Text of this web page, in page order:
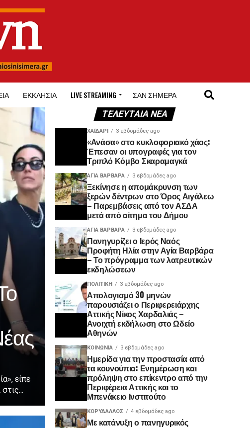
ΕΚΚΛΗΣΊΑ LIVE STREAMING ΣΑΝ ΣΉΜΕΡΑ
είπε
ΤΕΛΕΥΤΑΊΑ ΝΈΑ
ΧΑΪΔΑΡΙ 3 εβδομάδες ago
«Ανάσα» στο κυκλοφοριακό χάος:
Έπεσαν οι υπογραφές για τον
Τριπλό Κόμβο Σκαραμαγκά
ΑΓΙΑ ΒΑΡΒΑΡΑ 3 εβδομάδες ago
Ξεκίνησε η απομάκρυνση των
ξερών δέντρων στο Όρος Αιγάλεω
– Παρεμβάσεις από τον ΑΣΔΑ
μετά από αίτημα του Δήμου
ΑΓΙΑ ΒΑΡΒΑΡΑ 3 εβδομάδες ago
Πανηγυρίζει ο Ιερός Ναός
Προφήτη Ηλία στην Αγία Βαρβάρα
– Το πρόγραμμα των λατρευτικών
εκδηλώσεων
ΠΟΛΙΤΙΚΉ 3 εβδομάδες ago
Απολογισμό 30 μηνών
παρουσιάζει ο Περιφερειάρχης
Αττικής Νίκος Χαρδαλιάς –
Ανοιχτή εκδήλωση στο Ωδείο
Αθηνών
ΚΟΙΝΩΝΊΑ 3 εβδομάδες ago
Ημερίδα για την προστασία από
τα κουνούπια: Ενημέρωση και
πρόληψη στο επίκεντρο από την
Περιφέρεια Αττικής και το
Μπενάκειο Ινστιτούτο
ΚΟΡΥΔΑΛΛΟΣ 4 εβδομάδες ago
Με κατάνυξη ο πανηγυρικός